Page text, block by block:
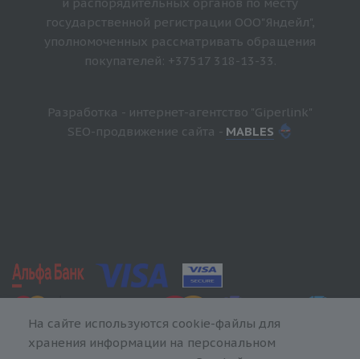
государственной регистрации ООО"Яндейл",
уполномоченных рассматривать обращения
покупателей: +37517 318-13-33.
Разработка - интернет-агентство "Giperlink"
SEO-продвижение сайта - MABLES
На сайте используются cookie-файлы для
хранения информации на персональном